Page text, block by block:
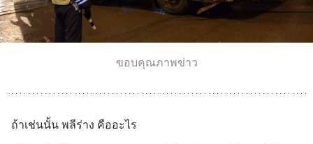
ขอบคุณภาพข่าว
ถ้าเช่นนั้น พลีร่าง คืออะไร